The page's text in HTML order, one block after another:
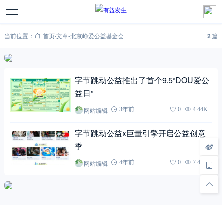
当前位置： 首页-文章-北京峥爱公益基金会 2篇
字节跳动公益推出了首个9.5“DOU爱公
益日”
网站编辑 3年前 0 4.44K
字节跳动公益x巨量引擎开启公益创意
季
网站编辑 4年前 0 7.40K